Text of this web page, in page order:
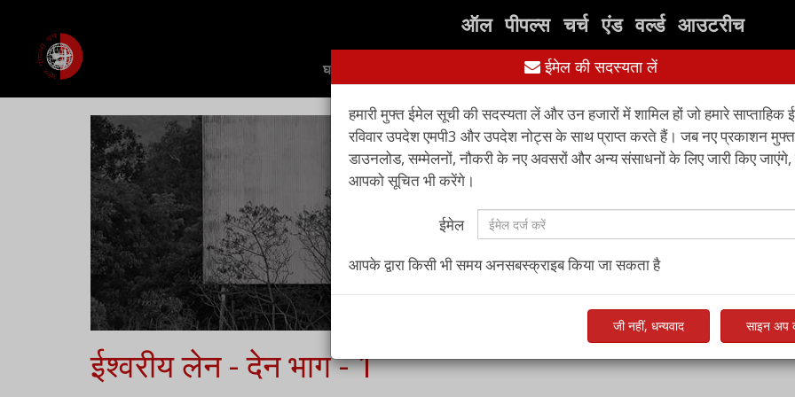
ऑल पीपल्स चर्च एंड वर्ल्ड आउटरीच
घर पुस्तकें संपर्क करें
ईश्वरीय लेन - देन भाग - 1
ईमेल की सदस्यता लें
हमारी मुफ्त ईमेल सूची की सदस्यता लें और उन हजारों में शामिल हों जो हमारे साप्ताहिक
रविवार उपदेश एमपी3 और उपदेश नोट्स के साथ प्राप्त करते हैं। जब नए प्रकाशन मुफ्त
डाउनलोड, सम्मेलनों, नौकरी के नए अवसरों और अन्य संसाधनों के लिए जारी किए जाएंगे,
आपको सूचित भी करेंगे।
ईमेल
आपके द्वारा किसी भी समय अनसबस्क्राइब किया जा सकता है
जी नहीं, धन्यवाद साइन अप